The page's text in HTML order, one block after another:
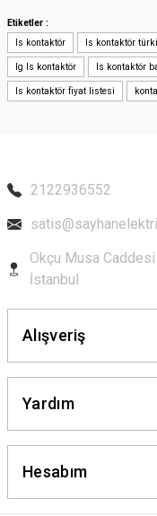
Ürün resmi kalitesiz,
Ürün açıklamasında
Ürün bilgilerinde
Etiketler :
ls kontaktör
ls kontaktör
lg ls kontaktör ls kontaktör
ls kontaktör fiyat listesi
2122936552
Okçu Musa
İstanbul
Alışveriş
Yardım
Hesabım